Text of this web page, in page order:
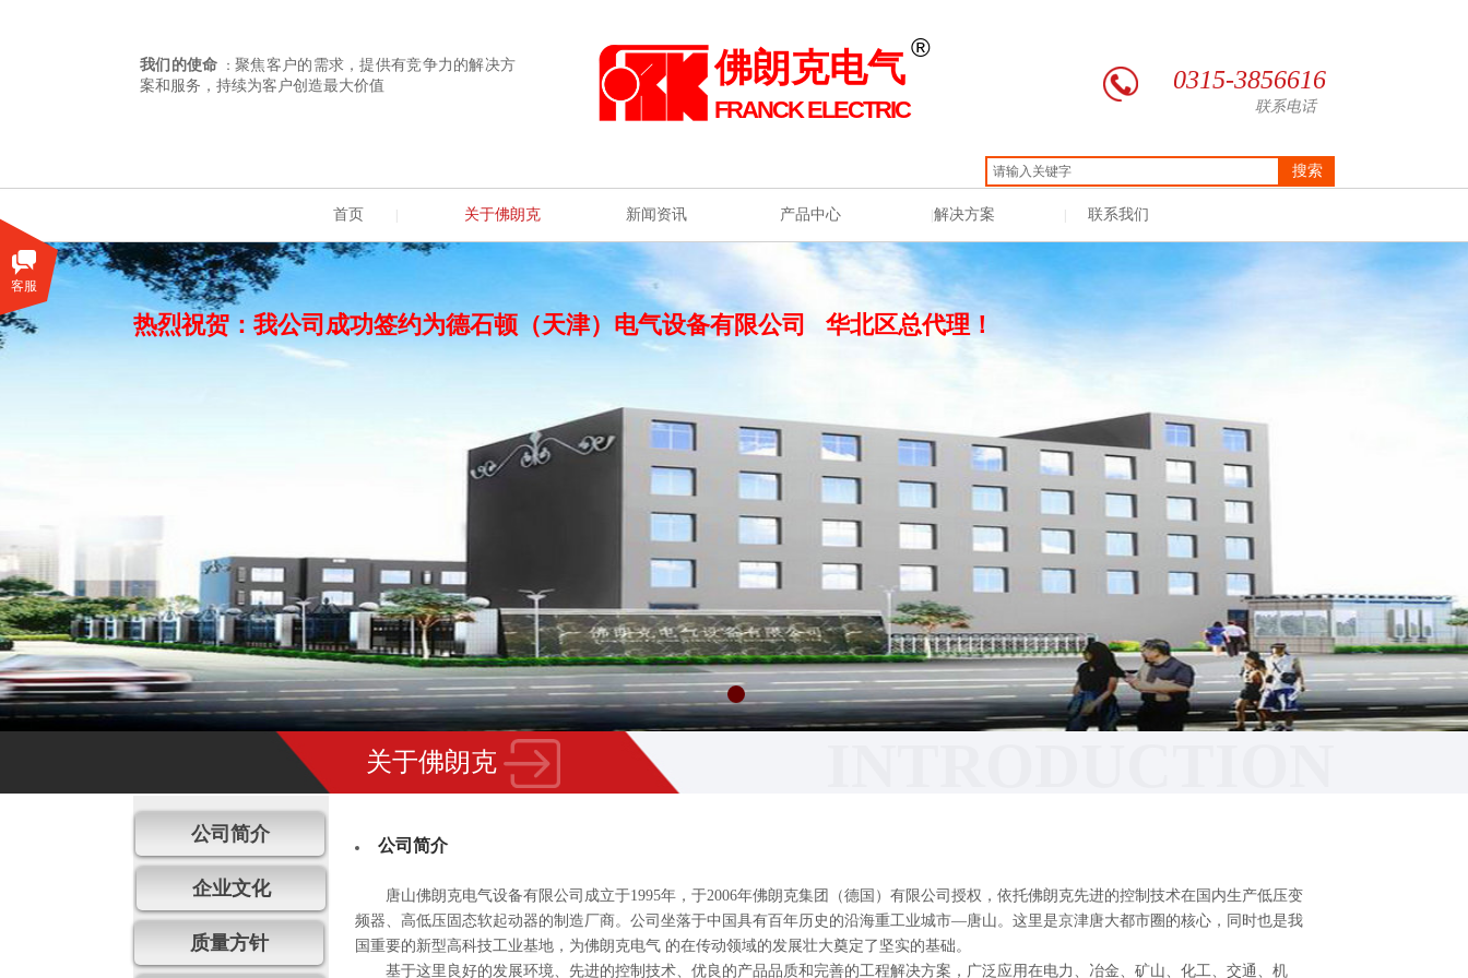
我们的使命 ：聚焦客户的需求，提供有竞争力的解决方
案和服务，持续为客户创造最大价值
| | |
0315-3856616
联系电话
®
佛朗克电气
FRANCK ELECTRIC
首页 关于佛朗克 新闻资讯 产品中心 解决方案 联系我们
搜索
热烈祝贺：我公司成功签约为德石顿（天津）电气设备有限公司 华北区总代理！
关于佛朗克
公司简介
公司简介
唐山佛朗克电气设备有限公司成立于1995年， 于2006年佛朗克集团（德国）有限公司授权，依托佛朗克先进的控制技术在国内生产低压变
频器、高低压固态软起动器的制造厂商。 公司坐落于中国具有百年历史的沿海重工业城市—唐山。这里是京津唐大都市圈的核心，同时也是我
国重要的新型高科技工业基地，为佛朗克电气 的在传动领域的发展壮大奠定了坚实的基础。
基于这里良好的发展环境、先进的控制技术、优良的产品品质和完善的工程解决方案，广泛应用在电力、冶金、矿山、化工、交通、机
企业文化
质量方针
客服